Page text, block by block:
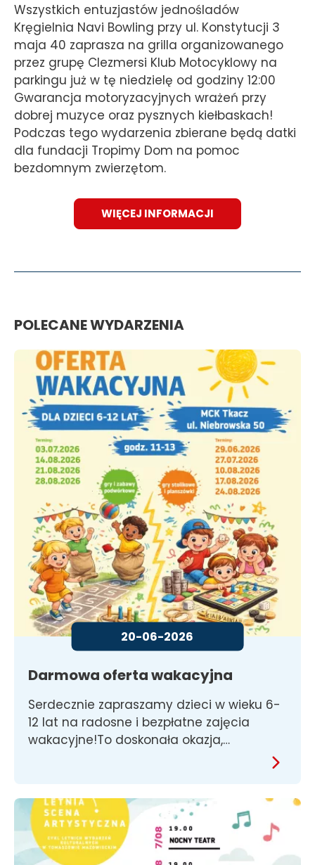
Wszystkich entuzjastów jednośladów
Kręgielnia Navi Bowling przy ul. Konstytucji 3
maja 40 zaprasza na grilla organizowanego
przez grupę Clezmersi Klub Motocyklowy na
parkingu już w tę niedzielę od godziny 12:00
Gwarancja motoryzacyjnych wrażeń przy
dobrej muzyce oraz pysznych kiełbaskach!
Podczas tego wydarzenia zbierane będą datki
dla fundacji Tropimy Dom na pomoc
bezdomnym zwierzętom.
WIĘCEJ INFORMACJI
POLECANE WYDARZENIA
20-06-2026
Darmowa oferta wakacyjna
Serdecznie zapraszamy dzieci w wieku 6-
12 lat na radosne i bezpłatne zajęcia
wakacyjne!To doskonała okazja,…